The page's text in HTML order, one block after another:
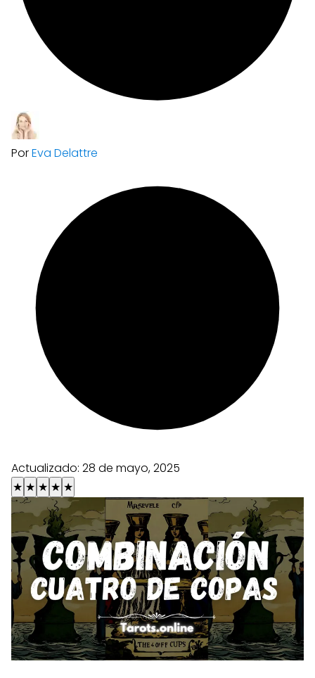
PorEva Delattre
Actualizado: 28 de mayo, 2025
★ ★ ★ ★ ★